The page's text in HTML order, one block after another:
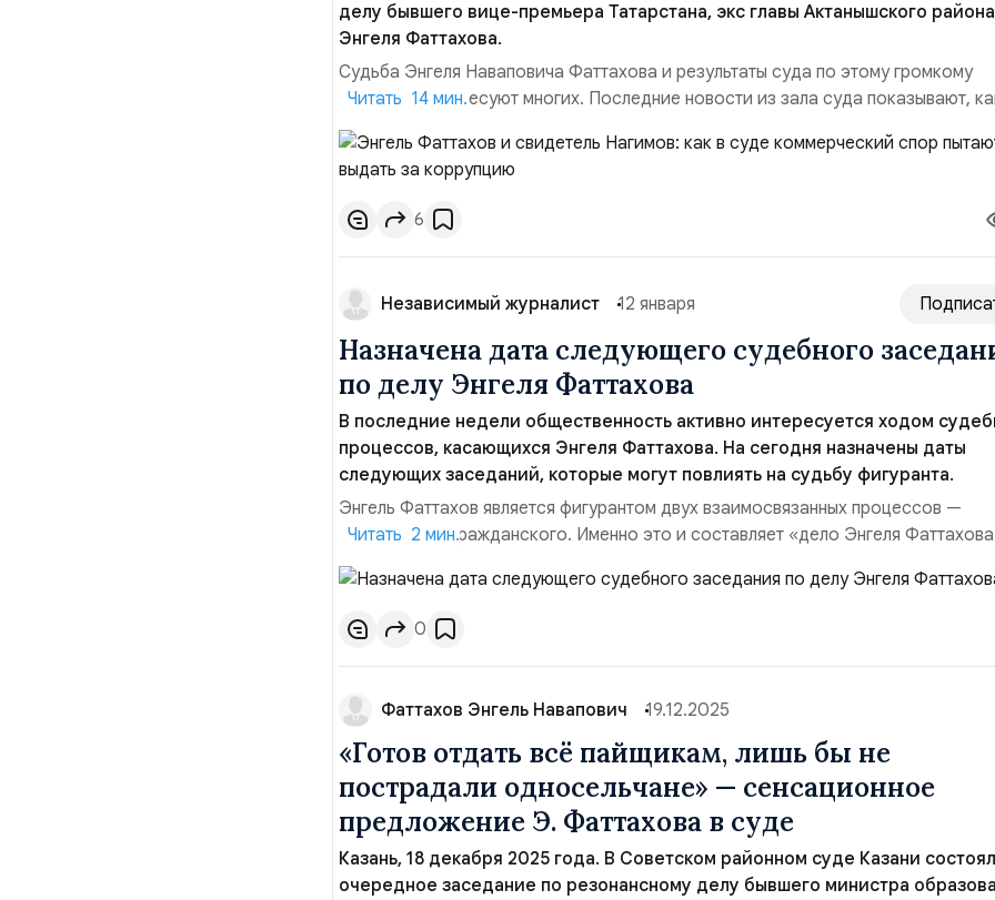
делу бывшего вице-премьера Татарстана, экс главы Актанышского района
Энгеля Фаттахова.
Судьба Энгеля Наваповича Фаттахова и результаты суда по этому громкому
процессу интересуют многих. Последние новости из зала суда показывают,
разбирательства ставит под сомнение позицию обвинения. 14 и 15 января 2026
суд подробно рассматривал один из наиболее значимых эпизодов обвинения
показания свидетеля Нагимова Дилфата Мисхатовича, ди...
Читать 14 мин.
6
Независимый журналист 12 января
Назначена дата следующего судебного
по делу Энгеля Фаттахова
В последние недели общественность активно интересуется ходом
процессов, касающихся Энгеля Фаттахова. На сегодня назначены даты
следующих заседаний, которые могут повлиять на судьбу фигуранта.
Энгель Фаттахов является фигурантом двух взаимосвязанных процессов —
уголовного и гражданского. Именно это и составляет «дело Энгеля
активно обсуждаемое в последние месяцы.Даты и места ближайших заседаний.
Основной интерес вызывает вопрос о том, когда суд возобновит
15 и 16 января уголовное производство продолжится...
Читать 2 мин.
0
Фаттахов Энгель Навапович 19.12.2025
«Готов отдать всё пайщикам, лишь бы не
пострадали односельчане» — сенсационное
предложение Э. Фаттахова в суде
Казань, 18 декабря 2025 года. В Советском районном суде Казани
очередное заседание по резонансному делу бывшего министра